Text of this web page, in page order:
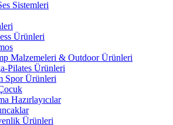
Sistemleri
Ürünleri
Malzemeleri & Outdoor Ürünleri
Pilates Ürünleri
Spor Ürünleri
Hazırlayıcılar
Ürünleri